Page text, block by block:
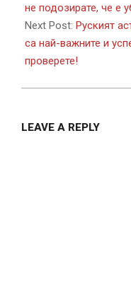
14
не подозирате, че е
Next Post: Руският
са най-важните и
проверете!
LEAVE A REPLY